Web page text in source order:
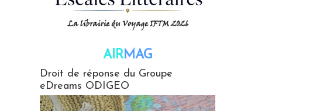
AIRMAG
Droit de réponse du Groupe
eDreams ODIGEO